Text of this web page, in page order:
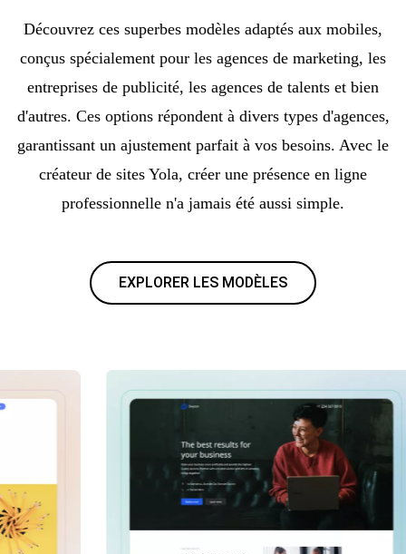
Découvrez ces superbes modèles adaptés aux mobiles,
conçus spécialement pour les agences de marketing, les
entreprises de publicité, les agences de talents et bien
d'autres. Ces options répondent à divers types d'agences,
garantissant un ajustement parfait à vos besoins. Avec le
créateur de sites Yola, créer une présence en ligne
professionnelle n'a jamais été aussi simple.
EXPLORER LES MODÈLES